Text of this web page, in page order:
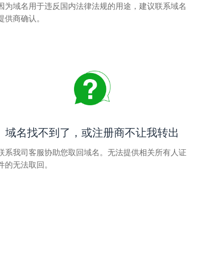
为域名用于违反国内法律法规的用途，建议联系域名
供商确认。
域名找不到了，或注册商不让我转出
系我司客服协助您取回域名。无法提供相关所有人证
的无法取回。